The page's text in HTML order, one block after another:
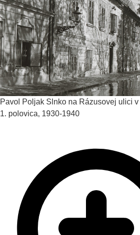
Pavol Poljak Slnko na Rázusovej ulici
1. polovica, 1930-1940